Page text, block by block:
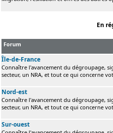
En
Forum
Île-de-France
Connaître l'avancement du dégroupage,
secteur, un NRA, et tout ce qui concerne
Nord-est
Connaître l'avancement du dégroupage,
secteur, un NRA, et tout ce qui concerne
Sur-ouest